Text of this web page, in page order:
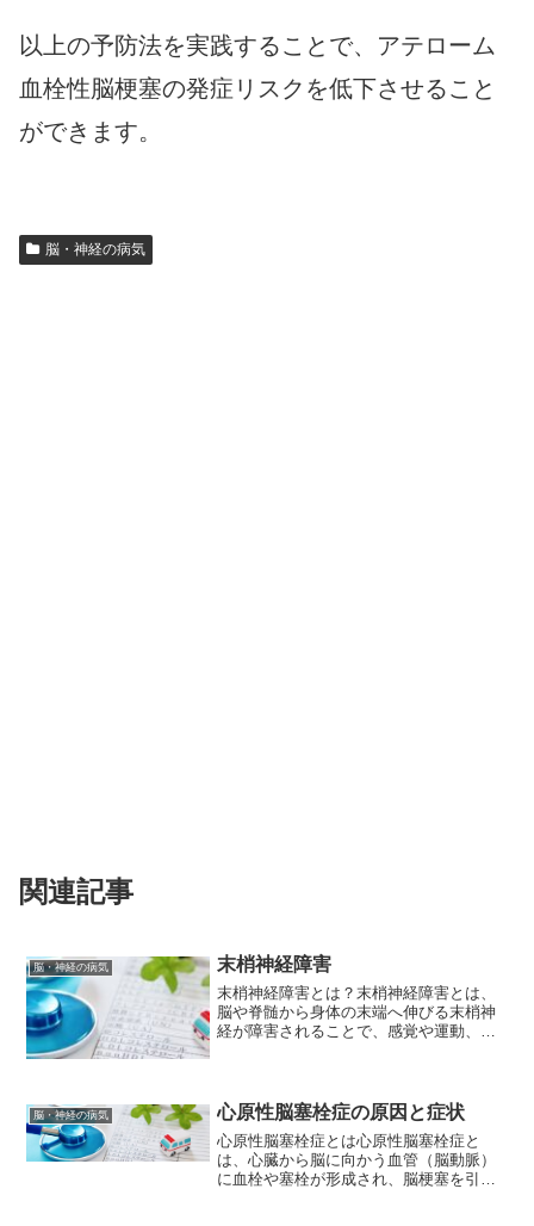
以上の予防法を実践することで、アテローム
血栓性脳梗塞の発症リスクを低下させること
ができます。
脳・神経の病気
関連記事
脳・神経の病気 末梢神経障害
末梢神経障害とは？末梢神経障害とは、
脳や脊髄から身体の末端へ伸びる末梢神
経が障害されることで、感覚や運動、自
ては以下が挙げられます。...
脳・神経の病気 心原性脳塞栓症の原因と症状
心原性脳塞栓症とは心原性脳塞栓症と
は、心臓から脳に向かう血管（脳動脈）
に血栓や塞栓が形成され、脳梗塞を引き